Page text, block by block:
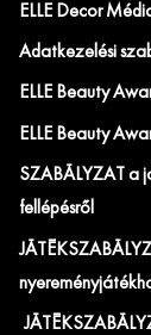
ELLE Decor
Adatkezelési
ELLE Beauty
ELLE Beauty
SZABÁLYZAT a
fellépésről